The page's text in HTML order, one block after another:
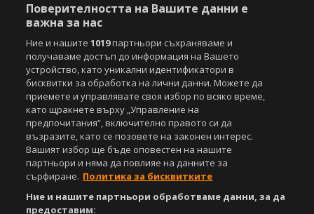
Copyright © 2007-2026 Агенция Спортал. Всички права запазени.
Този уебсайт е собственост наSportal Media Group
За нас Екип За рекламa
Общи условия
Етични правила на НСС
Лични данни
Управление на предпочитания
Съдържанието на този уеб сайт и технологиите, използвани в него, са
под закрила на Закона за авторското право и сродните му права.
Всички статии, репортажи, интервюта и други текстови, графични и
видео материали, публикувани в сайта, са собственост на Агенция
Спортал, освен ако изрично е посочено друго. Допуска се
публикуване на текстови материали само след писмено съгласие на
Поверителността на Вашите данни е
важна за нас
Ние и нашите1019партньори съхраняваме и
получаваме достъп до информация на Вашето
устройство, като уникални идентификатори в
бисквитки за обработка на лични данни. Можете да
приемете и управлявате своя избор по всяко време,
като щракнете върху „Управление на
предпочитания“, включително правото си да
възразите, като се позовете на законен интерес.
Вашият избор ще бъде оповестен на нашите
партньори и няма да повлияе на данните за
сърфиране. Политика за бисквитките
Ние и нашите партньори обработваме данни, за да
предоставим: